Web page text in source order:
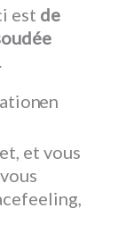
est de
en
et vous